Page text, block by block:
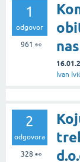
1
odgovor
961 👀
Ivan
2
odgovora
328 👀